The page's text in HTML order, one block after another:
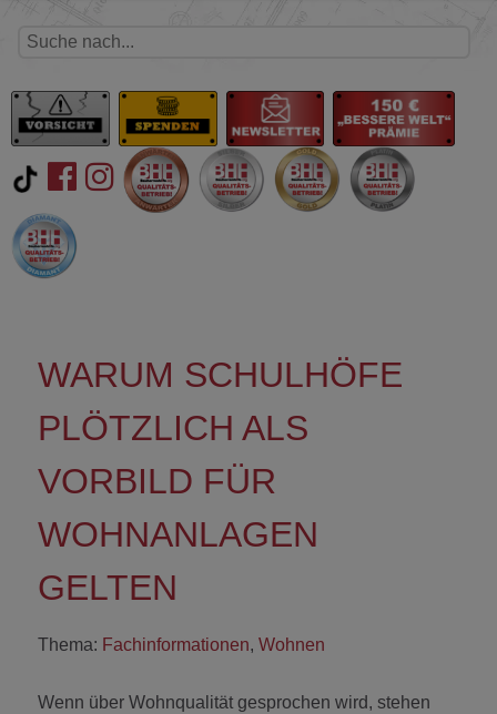
WARUM SCHULHÖFE
PLÖTZLICH ALS
VORBILD FÜR
WOHNANLAGEN
GELTEN
Thema: Fachinformationen, Wohnen
Wenn über Wohnqualität gesprochen wird, stehen